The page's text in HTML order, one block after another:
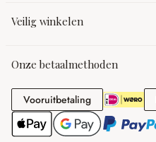
Veilig winkelen
Onze betaalmethoden
Vooruitbetaling